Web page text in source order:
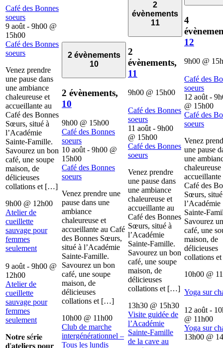
Café des Bonnes
soeurs
9 août - 9h00 @
15h00
Café des Bonnes
soeurs
Venez prendre
une pause dans
une ambiance
chaleureuse et
accueillante au
Café des Bonnes
Sœurs, situé à
l’Académie
Sainte-Famille.
Savourez un bon
café, une soupe
maison, de
délicieuses
collations et […]
9h00 @ 12h00
Atelier de
cueillette
sauvage pour
femmes
seulement
9 août - 9h00 @
12h00
Atelier de
cueillette
sauvage pour
femmes
seulement
𝐍𝐨𝐭𝐫𝐞 𝐬é𝐫𝐢𝐞
𝐝'𝐚𝐭𝐞𝐥𝐢𝐞𝐫𝐬 𝐩𝐨𝐮𝐫
2 évènements
10
2 évènements,
10
9h00 @ 15h00
Café des Bonnes
soeurs
10 août - 9h00 @
15h00
Café des Bonnes
soeurs
Venez prendre une
pause dans une
ambiance
chaleureuse et
accueillante au Café
des Bonnes Sœurs,
situé à l’Académie
Sainte-Famille.
Savourez un bon
café, une soupe
maison, de
délicieuses
collations et […]
10h00 @ 11h00
Club de marche
intergénérationnel –
Tous les lundis
2
évènements
11
2
évènements,
11
9h00 @ 15h00
Café des Bonnes
soeurs
11 août - 9h00
@ 15h00
Café des Bonnes
soeurs
Venez prendre
une pause dans
une ambiance
chaleureuse et
accueillante au
Café des Bonnes
Sœurs, situé à
l’Académie
Sainte-Famille.
Savourez un bon
café, une soupe
maison, de
délicieuses
collations et […]
13h30 @ 15h30
Visite guidée de
l’Académie
Sainte-Famille
de la cave au
4
12
9h00 @
Café des
soeurs
12 août -
@ 15h00
Café des
soeurs
Venez
une pause
une
chaleureuse
accueillante
Café des
Sœurs,
l’Académie
Sainte-
Savourez
café, une
maison, de
délicieuses
collations
10h00 @
Yoga sur
12 août -
@ 11h00
Yoga sur
13h00 @